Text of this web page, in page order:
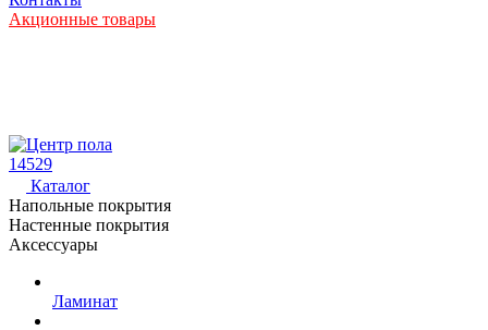
Акционные товары
14529
Каталог
Напольные покрытия
Настенные покрытия
Аксессуары
Ламинат